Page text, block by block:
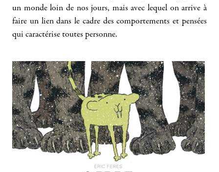
un monde loin de nos jours, mais avec lequel on arrive à
faire un lien dans le cadre des comportements et pensées
qui caractérise toutes personne.